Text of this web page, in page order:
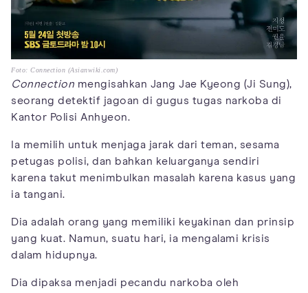
Foto: Connection (Asianwiki.com)
Connection mengisahkan Jang Jae Kyeong (Ji Sung),
seorang detektif jagoan di gugus tugas narkoba di
Kantor Polisi Anhyeon.
Ia memilih untuk menjaga jarak dari teman, sesama
petugas polisi, dan bahkan keluarganya sendiri
karena takut menimbulkan masalah karena kasus yang
ia tangani.
Dia adalah orang yang memiliki keyakinan dan prinsip
yang kuat. Namun, suatu hari, ia mengalami krisis
dalam hidupnya.
Dia dipaksa menjadi pecandu narkoba oleh